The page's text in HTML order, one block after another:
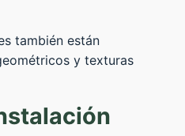
también están
y texturas